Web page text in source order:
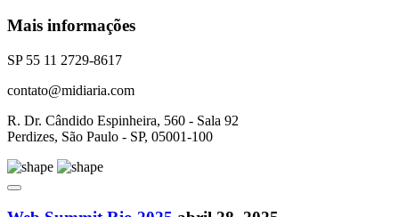
Mais informações
SP 55 11 2729-8617
contato@midiaria.com
R. Dr. Cândido Espinheira, 560 - Sala 92
Perdizes, São Paulo - SP, 05001-100